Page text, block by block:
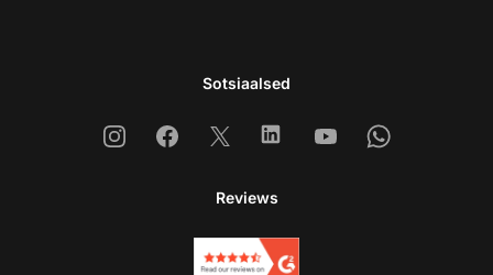
Sotsiaalsed
InstagramFacebook
X LinkedinYoutubeWhatsapp
Reviews